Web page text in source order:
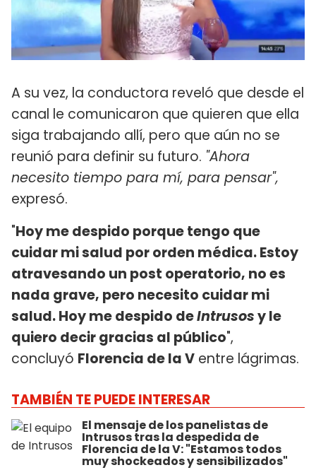
A su vez, la conductora reveló que desde el
canal le comunicaron que quieren que ella
siga trabajando allí, pero que aún no se
reunió para definir su futuro. "Ahora
necesito tiempo para mí, para pensar",
expresó.
"Hoy me despido porque tengo que
cuidar mi salud por orden médica. Estoy
atravesando un post operatorio, no es
nada grave, pero necesito cuidar mi
salud. Hoy me despido deIntrusosy le
quiero decir gracias al público",
concluyó Florencia de la V entre lágrimas.
TAMBIÉN TE PUEDE INTERESAR
El mensaje de los panelistas de
Intrusos tras la despedida de
Florencia de la V: "Estamos todos
muy shockeados y sensibilizados"